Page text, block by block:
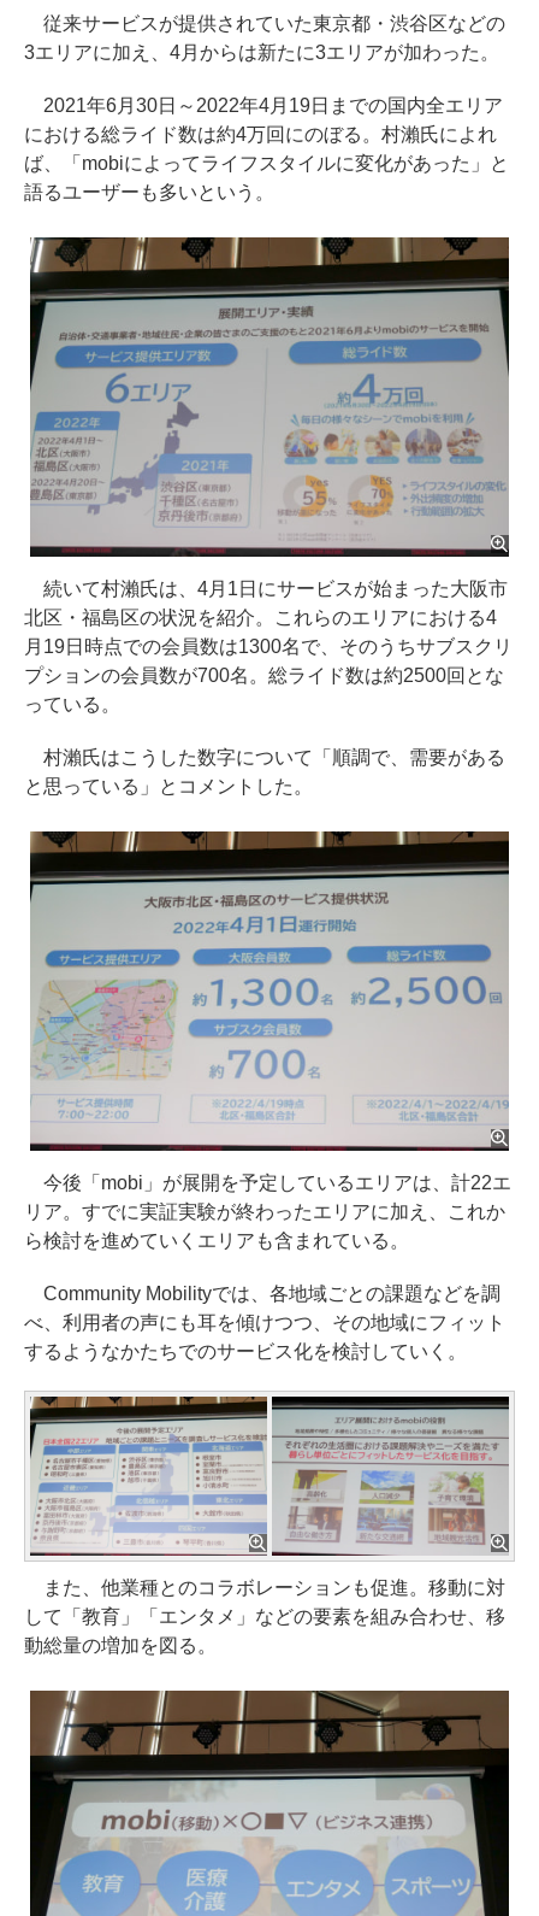
従来サービスが提供されていた東京都・渋谷区などの
3エリアに加え、4月からは新たに3エリアが加わった。
2021年6月30日～2022年4月19日までの国内全エリア
における総ライド数は約4万回にのぼる。村瀨氏によれ
ば、「mobiによってライフスタイルに変化があった」と
語るユーザーも多いという。
続いて村瀨氏は、4月1日にサービスが始まった大阪市
北区・福島区の状況を紹介。これらのエリアにおける4
月19日時点での会員数は1300名で、そのうちサブスクリ
プションの会員数が700名。総ライド数は約2500回とな
っている。
村瀨氏はこうした数字について「順調で、需要がある
と思っている」とコメントした。
今後「mobi」が展開を予定しているエリアは、計22エ
リア。すでに実証実験が終わったエリアに加え、これか
ら検討を進めていくエリアも含まれている。
Community Mobilityでは、各地域ごとの課題などを調
べ、利用者の声にも耳を傾けつつ、その地域にフィット
するようなかたちでのサービス化を検討していく。
また、他業種とのコラボレーションも促進。移動に対
して「教育」「エンタメ」などの要素を組み合わせ、移
動総量の増加を図る。